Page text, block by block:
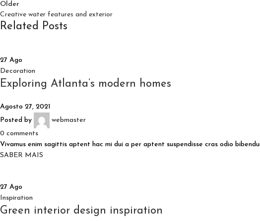
Older
Creative water features and exterior
Related Posts
27 Ago
Decoration
Exploring Atlanta’s modern homes
Agosto 27, 2021
Posted by
webmaster
0 comments
Vivamus enim sagittis aptent hac mi dui a per aptent suspendisse cras odio
SABER MAIS
27 Ago
Inspiration
Green interior design inspiration